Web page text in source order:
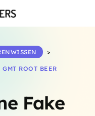
Fake
>
ROOT BEER